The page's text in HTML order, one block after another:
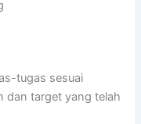
tugas sesuai
dan target yang telah